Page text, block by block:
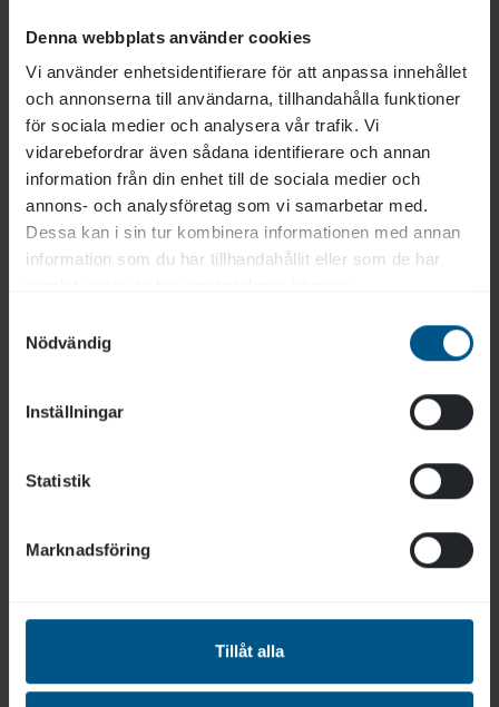
Denna webbplats använder cookies
Vi använder enhetsidentifierare för att anpassa innehållet
och annonserna till användarna, tillhandahålla funktioner
för sociala medier och analysera vår trafik. Vi
vidarebefordrar även sådana identifierare och annan
information från din enhet till de sociala medier och
annons- och analysföretag som vi samarbetar med.
Dessa kan i sin tur kombinera informationen med annan
information som du har tillhandahållit eller som de har
Nödvändig
Inställningar
Statistik
Marknadsföring
Tillåt alla
(exkl moms)
3 650 kr
Längd: 1 dag
Online
25 sep
eller avdelning
Då kan vi anpassa utbildningen för er.
Kontakta oss